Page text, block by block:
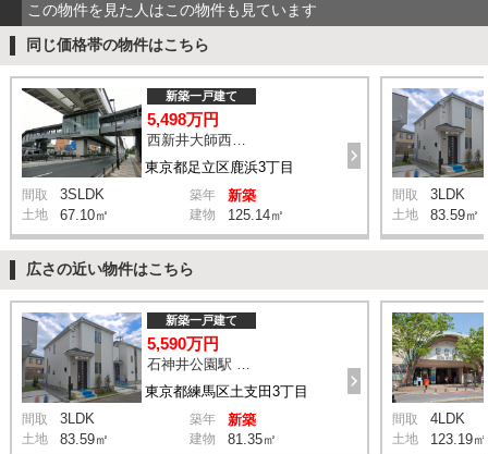
この物件を見た人はこの物件も見ています
同じ価格帯の物件はこちら
東京都足立区鹿浜3丁目
新築一戸建て
5,498万円
間取 3SLDK 築年 新築
土地 67.10㎡ 建物 125.14㎡
間取 3LDK
土地 83.59㎡
広さの近い物件はこちら
東京都練馬区土支田3丁目
新築一戸建て
5,590万円
石神井公園駅 橋戸小学校 バス15分 停歩4分
間取 3LDK 築年 新築
土地 83.59㎡ 建物 81.35㎡
間取 4LDK
土地 123.19㎡